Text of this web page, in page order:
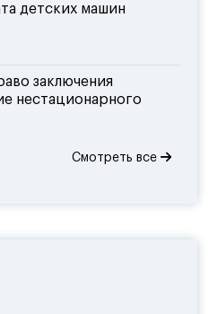
детских машин
заключения
нестационарного
Смотреть все